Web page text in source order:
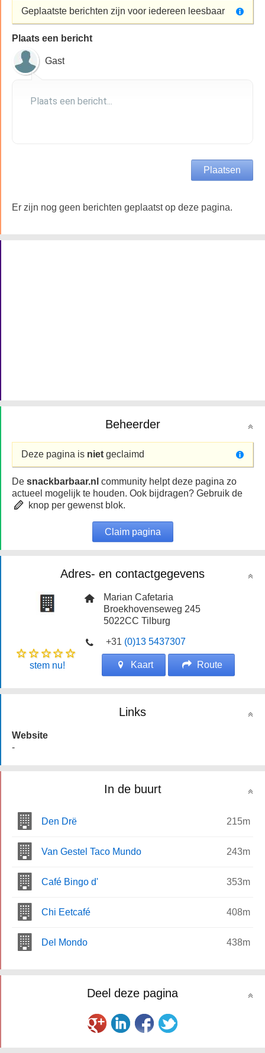
Geplaatste berichten zijn voor iedereen leesbaar
Plaats een bericht
Gast
Er zijn nog geen berichten geplaatst op deze pagina.
Beheerder
Deze pagina is niet geclaimd
De snackbarbaar.nl community helpt deze pagina zo
actueel mogelijk te houden. Ook bijdragen? Gebruik de
knop per gewenst blok.
Claim pagina
Adres- en contactgegevens
Marian Cafetaria
Broekhovenseweg 245
5022CCTilburg
+31 (0)13 5437307
stem nu! Kaart Route
Links
Website
-
In de buurt
Den Drë 215m
Van Gestel Taco Mundo 243m
Café Bingo d' 353m
Chi Eetcafé 408m
Del Mondo 438m
Deel deze pagina